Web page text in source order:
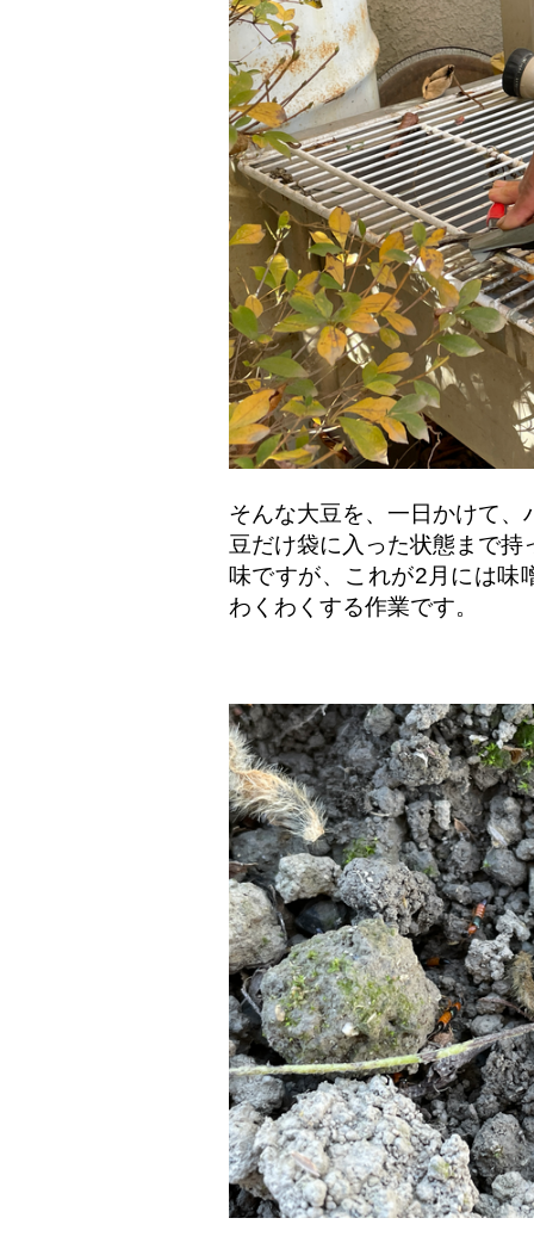
そんな大豆を、一日かけて
豆だけ袋に入った状態まで
味ですが、これが2月には味
わくわくする作業です。